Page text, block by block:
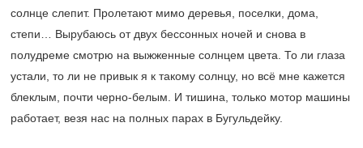
солнце слепит. Пролетают мимо деревья, поселки, дома,
степи… Вырубаюсь от двух бессонных ночей и снова в
полудреме смотрю на выжженные солнцем цвета. То ли глаза
устали, то ли не привык я к такому солнцу, но всё мне кажется
блеклым, почти черно-белым. И тишина, только мотор машины
работает, везя нас на полных парах в Бугульдейку.